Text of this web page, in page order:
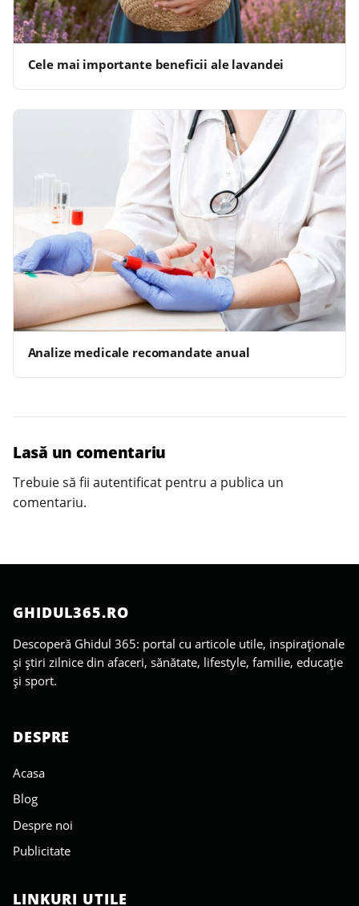
Cele mai importante beneficii ale lavandei
Analize medicale recomandate anual
Lasă un comentariu
Trebuie să fii autentificat pentru a publica un
comentariu.
GHIDUL365.RO
Descoperă Ghidul 365: portal cu articole utile, inspiraționale
și știri zilnice din afaceri, sănătate, lifestyle, familie, educație
și sport.
DESPRE
Acasa
Blog
Despre noi
Publicitate
LINKURI UTILE